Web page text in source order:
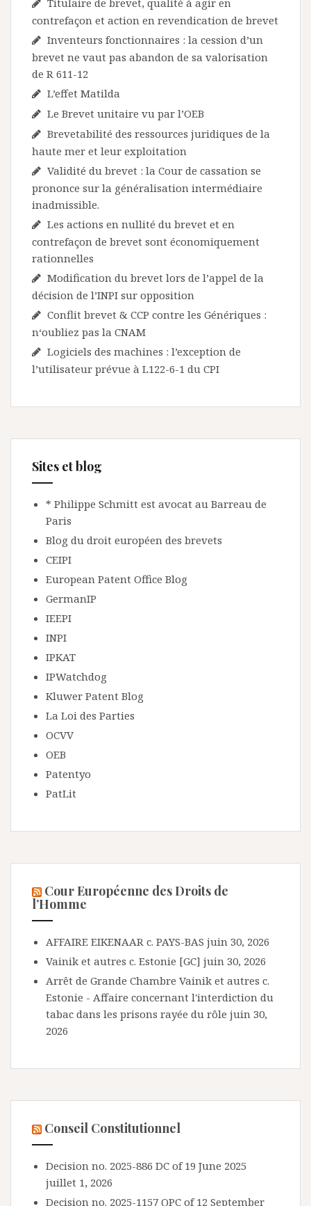
Titulaire de brevet, qualité à agir en
contrefaçon et action en revendication de brevet
Inventeurs fonctionnaires : la cession d’un
brevet ne vaut pas abandon de sa valorisation
de R 611-12
L’effet Matilda
Le Brevet unitaire vu par l’OEB
Brevetabilité des ressources juridiques de la
haute mer et leur exploitation
Validité du brevet : la Cour de cassation se
prononce sur la généralisation intermédiaire
inadmissible.
Les actions en nullité du brevet et en
contrefaçon de brevet sont économiquement
rationnelles
Modification du brevet lors de l’appel de la
décision de l’INPI sur opposition
Conflit brevet & CCP contre les Génériques :
n‘oubliez pas la CNAM
Logiciels des machines : l’exception de
l’utilisateur prévue à L122-6-1 du CPI
Sites et blog
* Philippe Schmitt est avocat au Barreau de
Paris
Blog du droit européen des brevets
CEIPI
European Patent Office Blog
GermanIP
IEEPI
INPI
IPKAT
IPWatchdog
Kluwer Patent Blog
La Loi des Parties
OCVV
OEB
Patentyo
PatLit
Cour Européenne des Droits de
l’Homme
AFFAIRE EIKENAAR c. PAYS-BAS juin 30, 2026
Vainik et autres c. Estonie [GC] juin 30, 2026
Arrêt de Grande Chambre Vainik et autres c.
Estonie - Affaire concernant l'interdiction du
tabac dans les prisons rayée du rôle juin 30,
2026
Conseil Constitutionnel
Decision no. 2025-886 DC of 19 June 2025
juillet 1, 2026
Decision no. 2025-1157 QPC of 12 September